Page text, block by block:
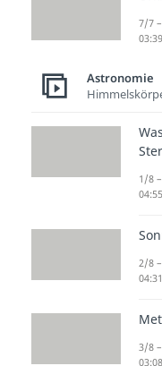
Was
Noch
hat, gab
Nichts
diesem
keine
sprichst
Darauf
7/7
03:39
Astronomie
1/8
04:55
2/8
04:31
3/8
03:08